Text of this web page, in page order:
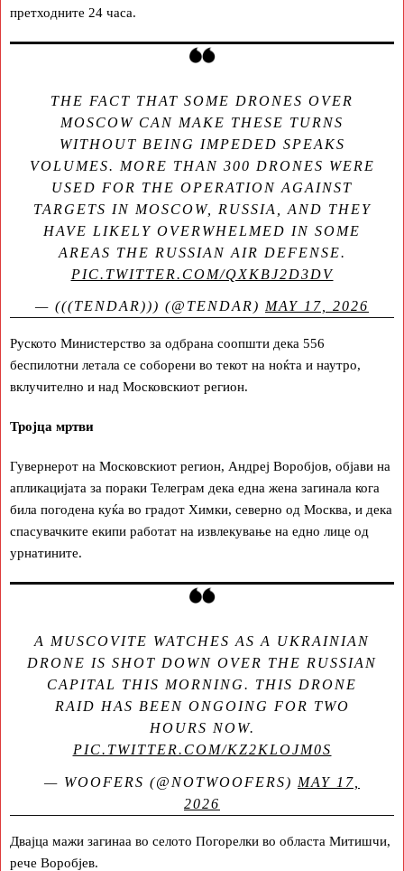
претходните 24 часа.
THE FACT THAT SOME DRONES OVER
MOSCOW CAN MAKE THESE TURNS
WITHOUT BEING IMPEDED SPEAKS
VOLUMES. MORE THAN 300 DRONES WERE
USED FOR THE OPERATION AGAINST
TARGETS IN MOSCOW, RUSSIA, AND THEY
HAVE LIKELY OVERWHELMED IN SOME
AREAS THE RUSSIAN AIR DEFENSE.
PIC.TWITTER.COM/QXKBJ2D3DV
— (((TENDAR))) (@TENDAR) MAY 17, 2026
Руското Министерство за одбрана соопшти дека 556
беспилотни летала се соборени во текот на ноќта и наутро,
вклучително и над Московскиот регион.
Тројца мртви
Гувернерот на Московскиот регион, Андреј Воробјов, објави на
апликацијата за пораки Телеграм дека една жена загинала кога
била погодена куќа во градот Химки, северно од Москва, и дека
спасувачките екипи работат на извлекување на едно лице од
урнатините.
A MUSCOVITE WATCHES AS A UKRAINIAN
DRONE IS SHOT DOWN OVER THE RUSSIAN
CAPITAL THIS MORNING. THIS DRONE
RAID HAS BEEN ONGOING FOR TWO
HOURS NOW.
PIC.TWITTER.COM/KZ2KLOJM0S
— WOOFERS (@NOTWOOFERS) MAY 17,
2026
Двајца мажи загинаа во селото Погорелки во областа Митишчи,
рече Воробјев.